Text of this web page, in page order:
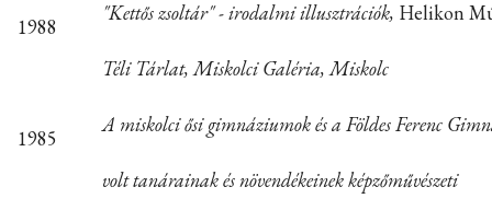
1988
"Kettős zsoltár" - irodalmi illusztrációk, Helikon
Téli Tárlat, Miskolci Galéria, Miskolc
1985
A miskolci ősi gimnáziumok és a Földes Ferenc
volt tanárainak és növendékeinek képzőművészeti